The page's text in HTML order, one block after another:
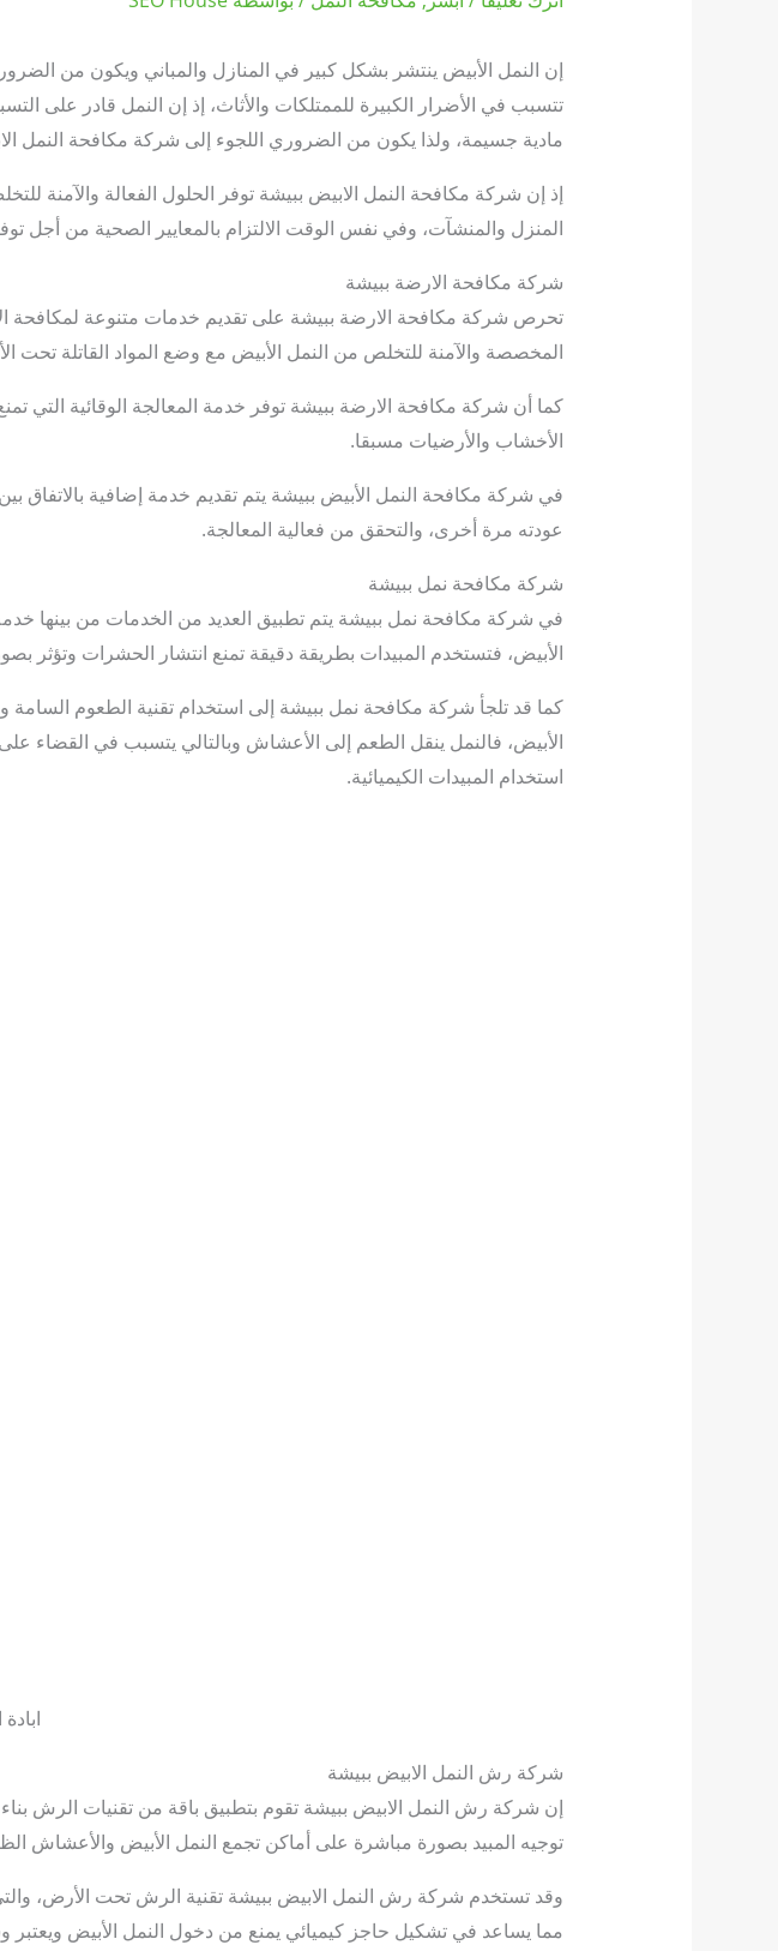
إن النمل الأبيض ينتشر بشكل كبير في المنازل والمباني ويكون من
تتسبب في الأضرار الكبيرة للممتلكات والأثاث، إذ إن النمل قادر على
مادية جسيمة، ولذا يكون من الضروري اللجوء إلى شركة مكافحة النمل
إذ إن شركة مكافحة النمل الابيض ببيشة توفر الحلول الفعالة والآمنة
المنزل والمنشآت، وفي نفس الوقت الالتزام بالمعايير الصحية من أجل
شركة مكافحة الارضة ببيشة
تحرص شركة مكافحة الارضة ببيشة على تقديم خدمات متنوعة لمكافحة
المخصصة والآمنة للتخلص من النمل الأبيض مع وضع المواد القاتلة تحت
كما أن شركة مكافحة الارضة ببيشة توفر خدمة المعالجة الوقائية التي
الأخشاب والأرضيات مسبقا.
في شركة مكافحة النمل الأبيض ببيشة يتم تقديم خدمة إضافية بالاتفاق
عودته مرة أخرى، والتحقق من فعالية المعالجة.
شركة مكافحة نمل ببيشة
في شركة مكافحة نمل ببيشة يتم تطبيق العديد من الخدمات من بينها
الأبيض، فتستخدم المبيدات بطريقة دقيقة تمنع انتشار الحشرات وتؤثر
كما قد تلجأ شركة مكافحة نمل ببيشة إلى استخدام تقنية الطعوم السامة
الأبيض، فالنمل ينقل الطعم إلى الأعشاش وبالتالي يتسبب في القضاء
استخدام المبيدات الكيميائية.
شركة رش النمل الابيض ببيشة
إن شركة رش النمل الابيض ببيشة تقوم بتطبيق باقة من تقنيات الرش
توجيه المبيد بصورة مباشرة على أماكن تجمع النمل الأبيض والأعشاش
وقد تستخدم شركة رش النمل الابيض ببيشة تقنية الرش تحت الأرض،
مما يساعد في تشكيل حاجز كيميائي يمنع من دخول النمل الأبيض ويعتبر